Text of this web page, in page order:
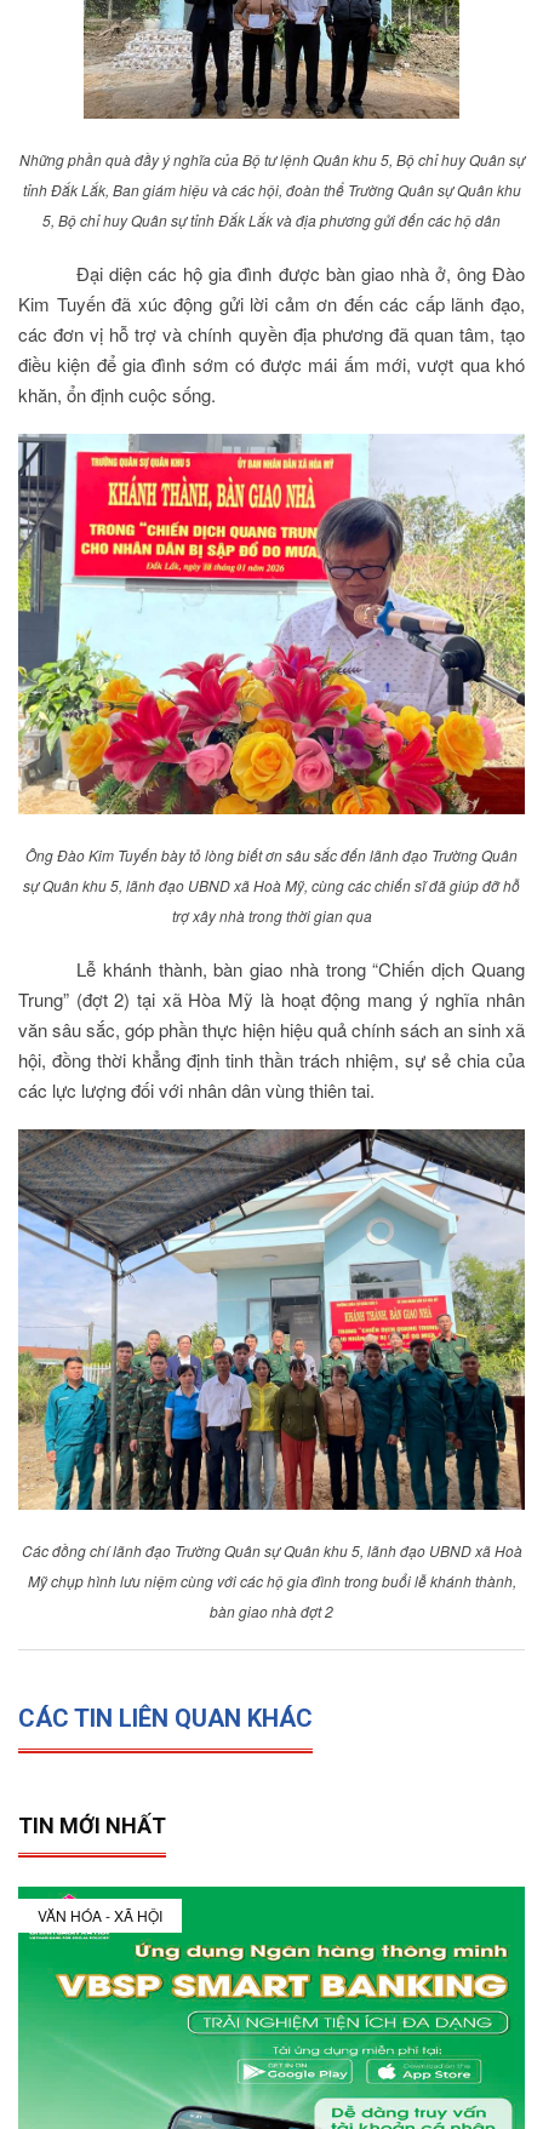
Những phần quà đầy ý nghĩa của Bộ tư lệnh Quân khu 5, Bộ chỉ huy Quân sự
tỉnh Đắk Lắk, Ban giám hiệu và các hội, đoàn thể Trường Quân sự Quân khu
5, Bộ chỉ huy Quân sự tỉnh Đắk Lắk và địa phương gửi đến các hộ dân
Đại diện các hộ gia đình được bàn giao nhà ở, ông Đào
Kim Tuyến đã xúc động gửi lời cảm ơn đến các cấp lãnh đạo,
các đơn vị hỗ trợ và chính quyền địa phương đã quan tâm, tạo
điều kiện để gia đình sớm có được mái ấm mới, vượt qua khó
khăn, ổn định cuộc sống.
Ông Đào Kim Tuyến bày tỏ lòng biết ơn sâu sắc đến lãnh đạo Trường Quân
sự Quân khu 5, lãnh đạo UBND xã Hoà Mỹ, cùng các chiến sĩ đã giúp đỡ hỗ
trợ xây nhà trong thời gian qua
Lễ khánh thành, bàn giao nhà trong “Chiến dịch Quang
Trung” (đợt 2) tại xã Hòa Mỹ là hoạt động mang ý nghĩa nhân
văn sâu sắc, góp phần thực hiện hiệu quả chính sách an sinh xã
hội, đồng thời khẳng định tinh thần trách nhiệm, sự sẻ chia của
các lực lượng đối với nhân dân vùng thiên tai.
Các đồng chí lãnh đạo Trường Quân sự Quân khu 5, lãnh đạo UBND xã Hoà
Mỹ chụp hình lưu niệm cùng với các hộ gia đình trong buổi lễ khánh thành,
bàn giao nhà đợt 2
CÁC TIN LIÊN QUAN KHÁC
TIN MỚI NHẤT
VĂN HÓA - XÃ HỘI